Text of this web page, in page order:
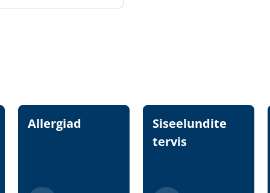
Allergiad
Siseelundite
tervis